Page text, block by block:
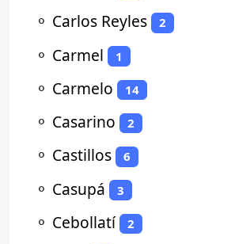
⚬ Carlos Reyles 2
⚬ Carmel 1
⚬ Carmelo 14
⚬ Casarino 2
⚬ Castillos 6
⚬ Casupá 3
⚬ Cebollatí 2